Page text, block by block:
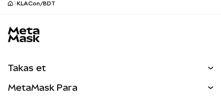
KLACon/BDT
Takas et
MetaMask Para